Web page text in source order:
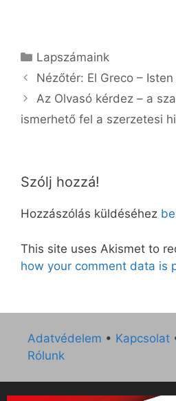
Kategória
Lapszámaink
Nézőtér: El Greco –
Az Olvasó kérdez – a
ismerhető fel a szerzetesi
Szólj hozzá!
Hozzászólás küldéséhez
This site uses Akismet to
how your comment data is
Adatvédelem • Kapcsolat
Rólunk